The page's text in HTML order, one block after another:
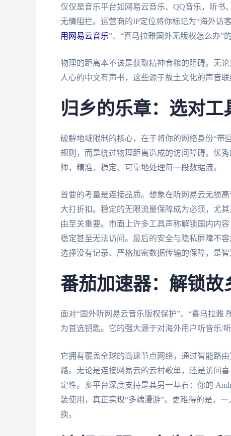
仅仅是音乐平台如网易云音乐、QQ音乐，听书
无情阻拦。运营商的IP定位将你标记为“海外访
用网易云音乐”、“喜马拉雅国外无版权怎么办”
物理的距离本不该是获取精神食粮的阻碍。无
人心的中文有声书，这些源于故土文化的声音
归乡的乐章：选对工
破解地域限制的核心，在于将你的网络身份“带
规则，而是绕过物理距离造成的访问障碍。优
师，精准、稳定、可靠地处理每一段数据流。
首要的考量是连接品质。想象在听网易云无损
大打折扣。稳定的无限流量保障成为必须，尤
由至关重要。市面上许多工具声称解锁国内内
稳定甚至无法访问。最后的安全与隐私屏障不
选择没有记录、严格加密数据传输的保障，是智
番茄加速器：解锁故
面对“国外听网易云音乐版权保护”、“喜马拉雅
为首选钥匙。它的强大源于对海外用户听音乐/
它拥有覆盖全球的高速节点网络，通过智能路
路。无论是连接网易云的云村歌单，还是访问
定性。多平台深度支持是其另一基石：你的
装使用，真正实现“多端漫游”。更难得的是，
换。